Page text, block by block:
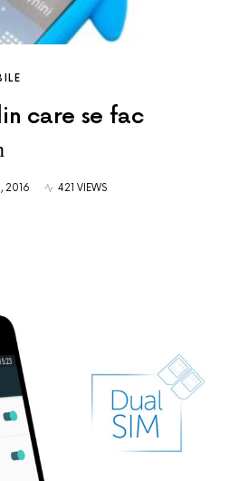
care se fac
2016
421 VIEWS